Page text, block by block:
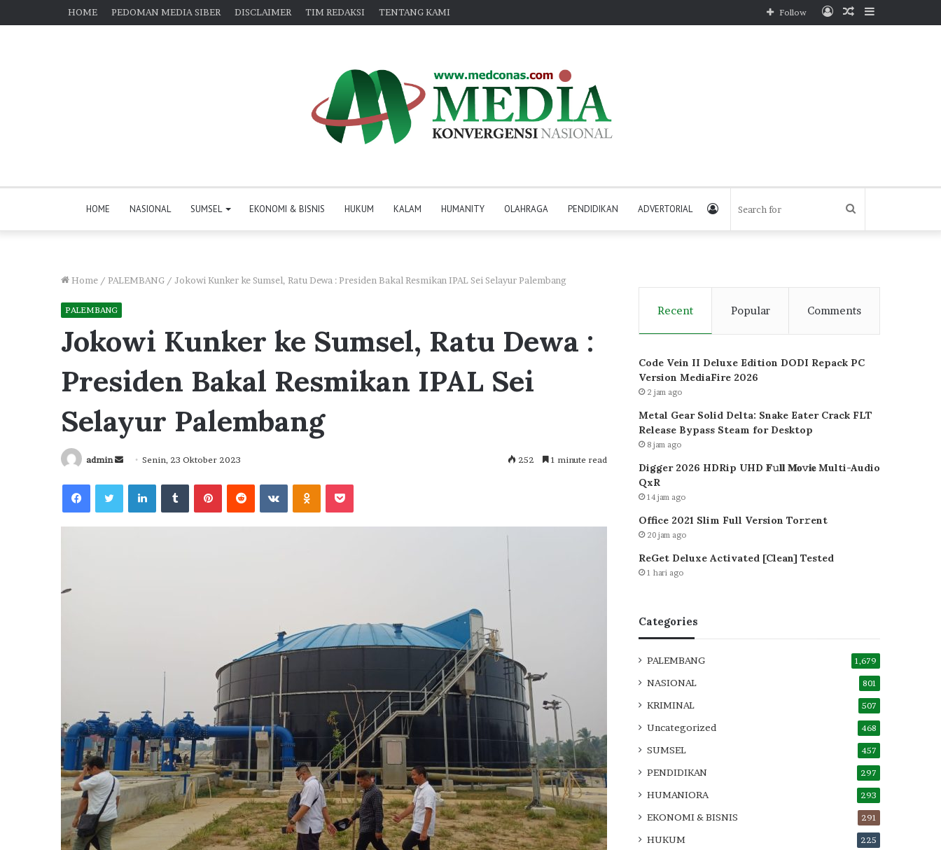
HOME PEDOMAN MEDIA SIBER DISCLAIMER TIM REDAKSI TENTANG KAMI Sidebar
Random
Log
Follow
HOME NASIONAL SUMSEL EKONOMI & BISNIS HUKUM KALAM HUMANITY OLAHRAGA PENDIDIKAN ADVERTORIAL Search
Log
Home / PALEMBANG / Jokowi Kunker ke Sumsel, Ratu Dewa : Presiden Bakal Resmikan IPAL Sei Selayur Palembang
PALEMBANG
Jokowi Kunker ke Sumsel, Ratu Dewa :
Presiden Bakal Resmikan IPAL Sei
Selayur Palembang
admin
Send
email
Senin, 23 Oktober 2023 252 1 minute read
FacebookTwitterLinkedInTumblrPinterestReddit VKontakteOdnoklassniki
Pocket
Recent Popular Comments
Code Vein II Deluxe Edition DODI Repack PC
Version MediaFire 2026
2 jam ago
Metal Gear Solid Delta: Snake Eater Crack FLT
Release Bypass Steam for Desktop
8 jam ago
Digger 2026 HDRip UHD 𝐅𝚞𝐥𝐥 𝐌𝐨𝚟𝐢𝐞 Multi-Audio
QxR
14 jam ago
Office 2021 Slim Full Version Tor𝚛ent
20 jam ago
ReGet Deluxe Activated [Clean] Tested
1 hari ago
Categories
PALEMBANG 1,679
NASIONAL 801
KRIMINAL 507
Uncategorized 468
SUMSEL 457
PENDIDIKAN 297
HUMANIORA 293
EKONOMI & BISNIS 291
HUKUM 225